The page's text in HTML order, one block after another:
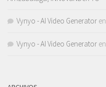
Vynyo - AI Video Generator en
Vynyo - AI Video Generator en